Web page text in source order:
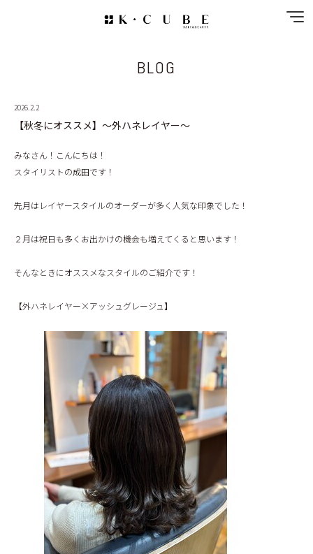
SPECIAL MENU
SHOP&STAFF
COUPON
GALLERY
RECRUIT
BLOG
2026.2.2
【秋冬にオススメ】～外ハネレイヤー～
みなさん！こんにちは！
スタイリストの成田です！
先月はレイヤースタイルのオーダーが多く人気な印象でした！
２月は祝日も多くお出かけの機会も増えてくると思います！
そんなときにオススメなスタイルのご紹介です！
【外ハネレイヤー×アッシュグレージュ】